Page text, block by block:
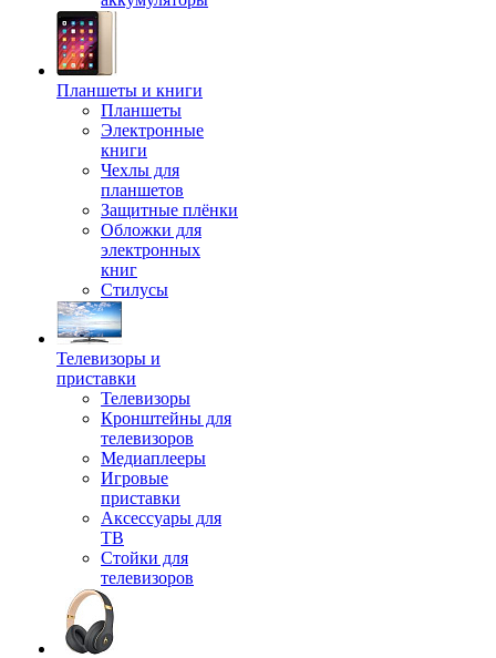
Планшеты и книги
Планшеты
Электронные
книги
Чехлы для
планшетов
Защитные плёнки
Обложки для
электронных
книг
Стилусы
Телевизоры и
приставки
Телевизоры
Кронштейны для
телевизоров
Медиаплееры
Игровые
приставки
Аксессуары для
ТВ
Стойки для
телевизоров